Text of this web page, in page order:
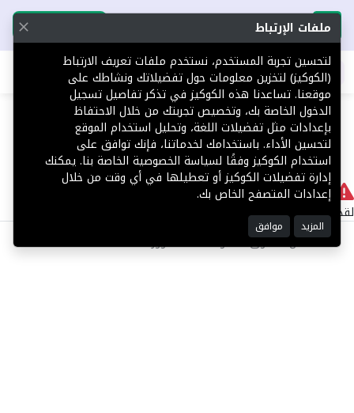
تحميل التطبيق تحميل التطبيق
اطلب عقارك
404 لا يوجد
لقد حدث خطأ داخلي أثناء معالجة طلبك.
©2025 كل الحقوق محفوظة منصة توور
ملفات الإرتباط
لتحسين تجربة المستخدم، نستخدم ملفات تعريف الارتباط
(الكوكيز) لتخزين معلومات حول تفضيلاتك ونشاطك على
موقعنا. تساعدنا هذه الكوكيز في تذكر تفاصيل تسجيل
الدخول الخاصة بك، وتخصيص تجربتك من خلال الاحتفاظ
بإعدادات مثل تفضيلات اللغة، وتحليل استخدام الموقع
لتحسين الأداء. باستخدامك لخدماتنا، فإنك توافق على
استخدام الكوكيز وفقًا لسياسة الخصوصية الخاصة بنا. يمكنك
إدارة تفضيلات الكوكيز أو تعطيلها في أي وقت من خلال
إعدادات المتصفح الخاص بك.
المزيد موافق